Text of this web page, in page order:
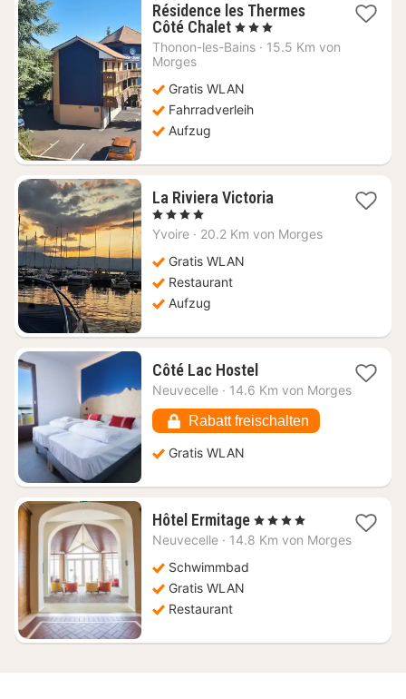
Résidence les Thermes
Côté Chalet1
Nacht
€
, 3 Sterne
Thonon-les-Bains · 15.5 Km von
Morges
Gratis WLAN
Fahrradverleih
Aufzug
La Riviera Victoria1
ab
179,57
, 4 Sterne
Yvoire · 20.2 Km von Morges
Gratis WLAN
Restaurant
Aufzug
Côté Lac Hostel1
Nacht
75,23
€
Neuvecelle · 14.6 Km von Morges
Rabatt freischalten
Gratis WLAN
Hôtel Ermitage1
Nacht
, 4 Sterne
Neuvecelle · 14.8 Km von Morges
Schwimmbad
Gratis WLAN
Restaurant